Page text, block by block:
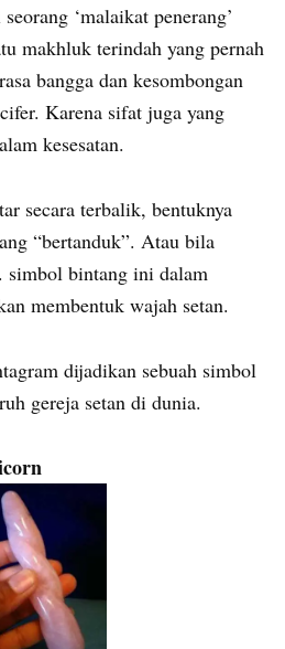
‘malaikat penerang’
makhluk terindah yang pernah
bangga dan kesombongan
Karena sifat juga yang
kesesatan.
secara terbalik, bentuknya
“bertanduk”. Atau bila
simbol bintang ini dalam
membentuk wajah setan.
dijadikan sebuah simbol
gereja setan di dunia.